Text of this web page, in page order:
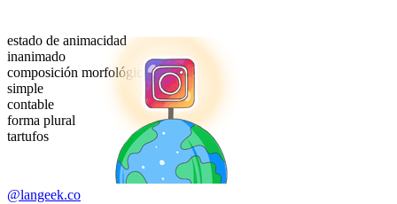
estado de animacidad
inanimado
composición morfológica
simple
contable
forma plural
tartufos
@langeek.co